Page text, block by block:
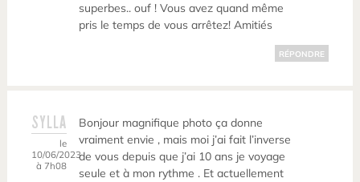
superbes.. ouf ! Vous avez quand même
pris le temps de vous arrêtez! Amitiés
RÉPONDRE
SYLLA
le
10/06/2023
à 7h08
Bonjour magnifique photo ça donne
vraiment envie , mais moi j’ai fait l’inverse
de vous depuis que j’ai 10 ans je voyage
seule et à mon rythme . Et actuellement